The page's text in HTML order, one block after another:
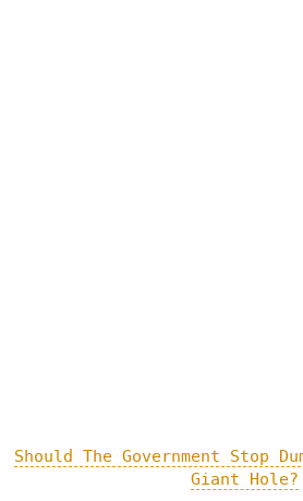
Should The Government Stop
Giant Hole?